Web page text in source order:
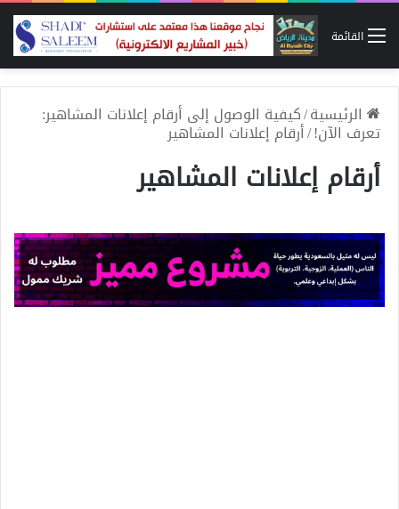
القائمة
الرئيسية/كيفية الوصول إلى أرقام إعلانات المشاهير:
تعرف الآن!/أرقام إعلانات المشاهير
أرقام إعلانات المشاهير